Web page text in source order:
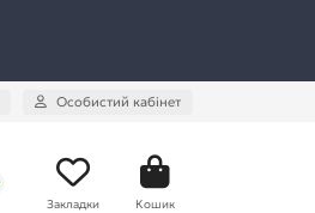
Особистий кабінет
Закладки Кошик